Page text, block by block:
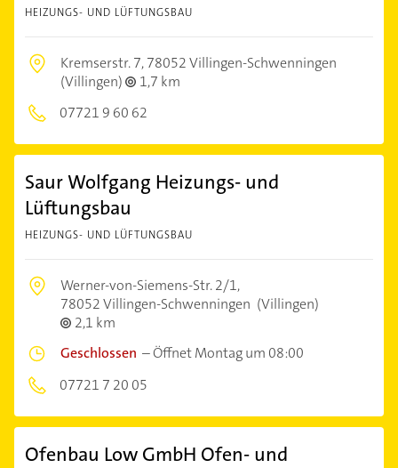
HEIZUNGS- UND LÜFTUNGSBAU
Kremserstr. 7,78052 Villingen-Schwenningen
(Villingen)
1,7 km
07721 9 60 62
Saur Wolfgang Heizungs- und
Lüftungsbau
HEIZUNGS- UND LÜFTUNGSBAU
Werner-von-Siemens-Str. 2/1,
78052 Villingen-Schwenningen (Villingen)
2,1 km
Geschlossen –Öffnet Montag um 08:00
07721 7 20 05
Ofenbau Low GmbH Ofen- und